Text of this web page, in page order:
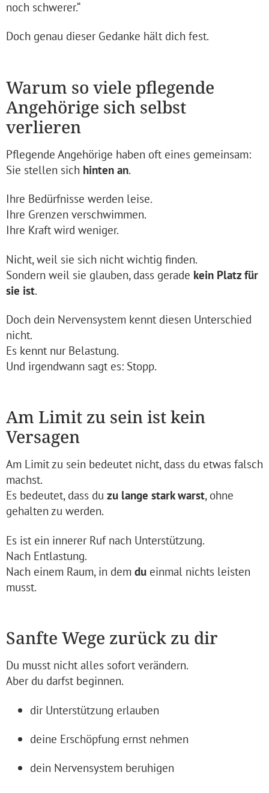
noch schwerer.“
Doch genau dieser Gedanke hält dich fest.
Warum so viele pflegende
Angehörige sich selbst
verlieren
Pflegende Angehörige haben oft eines gemeinsam:
Sie stellen sich hinten an.
Ihre Bedürfnisse werden leise.
Ihre Grenzen verschwimmen.
Ihre Kraft wird weniger.
Nicht, weil sie sich nicht wichtig finden.
Sondern weil sie glauben, dass gerade kein Platz für
sie ist.
Doch dein Nervensystem kennt diesen Unterschied
nicht.
Es kennt nur Belastung.
Und irgendwann sagt es: Stopp.
Am Limit zu sein ist kein
Versagen
Am Limit zu sein bedeutet nicht, dass du etwas falsch
machst.
Es bedeutet, dass du zu lange stark warst, ohne
gehalten zu werden.
Es ist ein innerer Ruf nach Unterstützung.
Nach Entlastung.
Nach einem Raum, in dem du einmal nichts leisten
musst.
Sanfte Wege zurück zu dir
Du musst nicht alles sofort verändern.
Aber du darfst beginnen.
dir Unterstützung erlauben
deine Erschöpfung ernst nehmen
dein Nervensystem beruhigen